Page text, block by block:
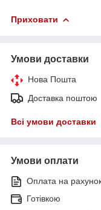
Приховати
Умови доставки
Нова Пошта
Доставка поштою
Всі умови доставки
Умови оплати
Оплата на
Готівкою